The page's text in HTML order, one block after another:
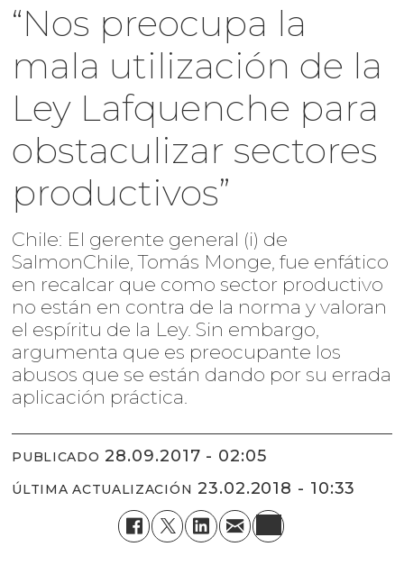
“Nos preocupa la
mala utilización de la
Ley Lafquenche para
obstaculizar sectores
productivos”
Chile: El gerente general (i) de
SalmonChile, Tomás Monge, fue enfático
en recalcar que como sector productivo
no están en contra de la norma y valoran
el espíritu de la Ley. Sin embargo,
argumenta que es preocupante los
abusos que se están dando por su errada
aplicación práctica.
PUBLICADO 28.09.2017 - 02:05
ÚLTIMA ACTUALIZACIÓN 23.02.2018 - 10:33